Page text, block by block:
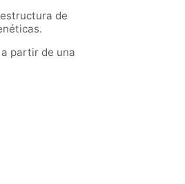
de
partir de una